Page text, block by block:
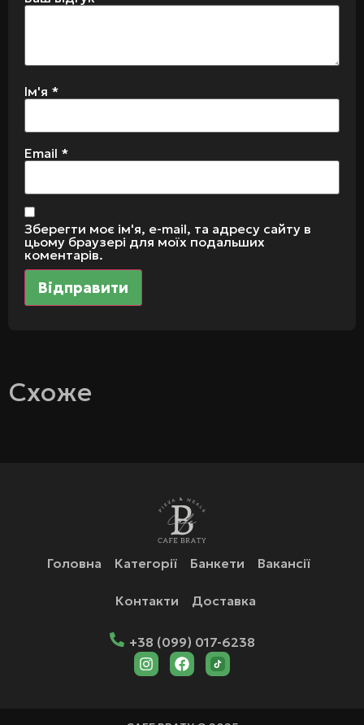
Ім'я *
Email *
Зберегти моє ім'я, e-mail, та адресу сайту в
цьому браузері для моїх подальших
коментарів.
Схоже
Головна Категорії Банкети Вакансії
Контакти Доставка
+38 (099) 017-6238